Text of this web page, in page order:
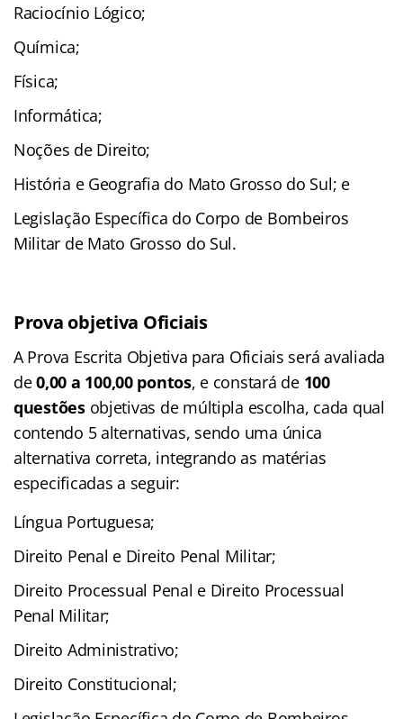
Raciocínio Lógico;
Química;
Física;
Informática;
Noções de Direito;
História e Geografia do Mato Grosso do Sul; e
Legislação Específica do Corpo de Bombeiros
Militar de Mato Grosso do Sul.
Prova objetiva Oficiais
A Prova Escrita Objetiva para Oficiais será avaliada
de0,00 a 100,00 pontos, e constará de 100
questõesobjetivas de múltipla escolha, cada qual
contendo 5 alternativas, sendo uma única
alternativa correta, integrando as matérias
especificadas a seguir:
Língua Portuguesa;
Direito Penal e Direito Penal Militar;
Direito Processual Penal e Direito Processual
Penal Militar;
Direito Administrativo;
Direito Constitucional;